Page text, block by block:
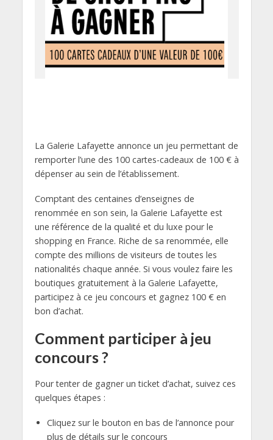
La Galerie Lafayette annonce un jeu permettant de
remporter l’une des 100 cartes-cadeaux de 100 € à
dépenser au sein de l’établissement.
Comptant des centaines d’enseignes de
renommée en son sein, la Galerie Lafayette est
une référence de la qualité et du luxe pour le
shopping en France. Riche de sa renommée, elle
compte des millions de visiteurs de toutes les
nationalités chaque année. Si vous voulez faire les
boutiques gratuitement à la Galerie Lafayette,
participez à ce jeu concours et gagnez 100 € en
bon d’achat.
Comment participer à jeu
concours ?
Pour tenter de gagner un ticket d’achat, suivez ces
quelques étapes :
Cliquez sur le bouton en bas de l’annonce pour
plus de détails sur le concours